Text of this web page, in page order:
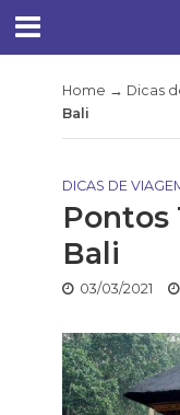
Home → Dicas
Bali
DICAS DE
Pontos
Bali
03/03/2021